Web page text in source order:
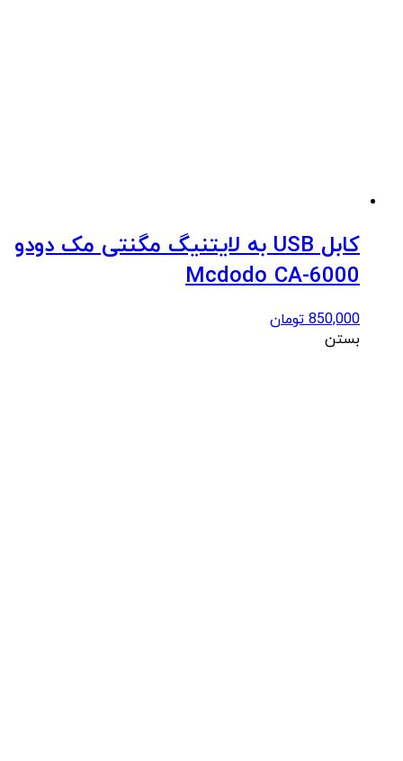
کابل USB به لایتنیگ مگنتی مک دودو
Mcdodo CA-6000
850,000 تومان
بستن